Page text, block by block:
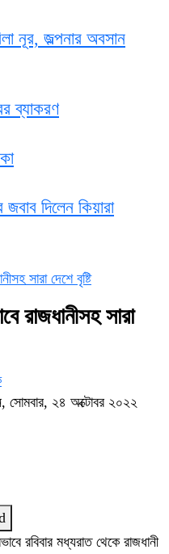
সারা দেশে বৃষ্টি
রাজধানীসহ সারা
সোমবার, ২৪ অক্টোবর ২০২২
রবিবার মধ্যরাত থেকে রাজধানী
নূর, জল্পনার অবসান
ব্যাকরণ
দিলেন কিয়ারা